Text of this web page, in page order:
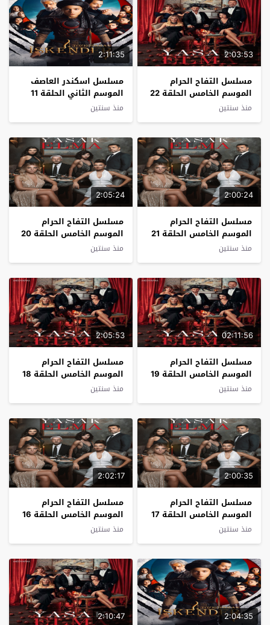
2:03:53
مسلسل التفاح الحرام
الموسم الخامس الحلقة 22
مترجم
منذ سنتين
2:11:35
مسلسل اسكندر العاصف
الموسم الثاني الحلقة 11
مترجم
منذ سنتين
2:00:24
مسلسل التفاح الحرام
الموسم الخامس الحلقة 21
مترجم
منذ سنتين
2:05:24
مسلسل التفاح الحرام
الموسم الخامس الحلقة 20
مترجم
منذ سنتين
02:11:56
مسلسل التفاح الحرام
الموسم الخامس الحلقة 19
مترجم
منذ سنتين
2:05:53
مسلسل التفاح الحرام
الموسم الخامس الحلقة 18
مترجم
منذ سنتين
2:00:35
مسلسل التفاح الحرام
الموسم الخامس الحلقة 17
مترجم
منذ سنتين
2:02:17
مسلسل التفاح الحرام
الموسم الخامس الحلقة 16
مترجم
منذ سنتين
2:04:35
2:10:47